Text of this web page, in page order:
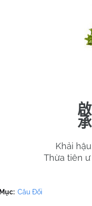
Khải
Thừa tiên
Câu Đối